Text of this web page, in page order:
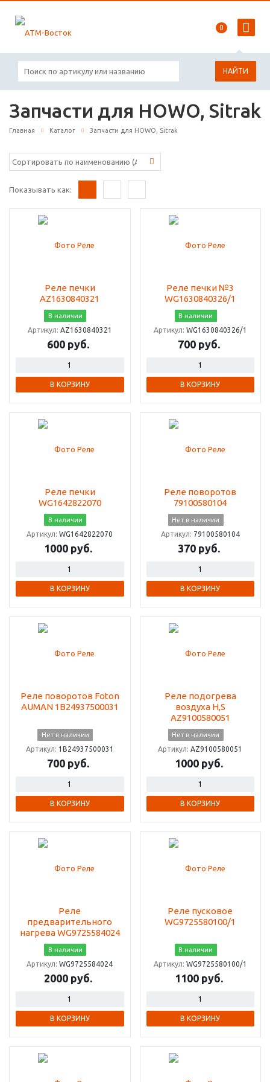
0
НАЙТИ
Запчасти для HOWO, Sitrak
Главная Каталог Запчасти для HOWO, Sitrak
Показывать как:
Реле печки
AZ1630840321
В наличии
Артикул: AZ1630840321
600 руб.
В КОРЗИНУ
Реле печки №3
WG1630840326/1
В наличии
Артикул: WG1630840326/1
700 руб.
В КОРЗИНУ
Реле печки
WG1642822070
В наличии
Артикул:WG1642822070
1000 руб.
В КОРЗИНУ
Реле поворотов
79100580104
Нет в наличии
Артикул: 79100580104
370 руб.
В КОРЗИНУ
Реле поворотов Foton
AUMAN 1B24937500031
Нет в наличии
Артикул: 1B24937500031
700 руб.
В КОРЗИНУ
Реле подогрева
воздуха H,S
AZ9100580051
Нет в наличии
Артикул:AZ9100580051
1000 руб.
В КОРЗИНУ
Реле
предварительного
нагрева WG9725584024
В наличии
Артикул:WG9725584024
2000 руб.
В КОРЗИНУ
Реле пусковое
WG9725580100/1
В наличии
Артикул: WG9725580100/1
1100 руб.
В КОРЗИНУ